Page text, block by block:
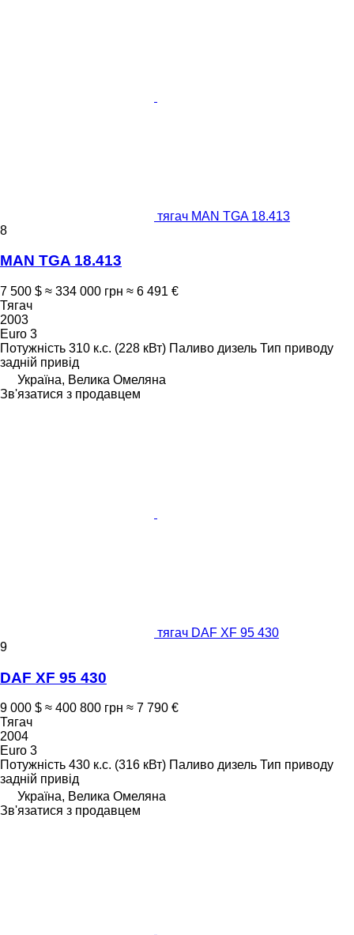
тягач MAN TGA 18.413
8
MAN TGA 18.413
7 500 $ ≈ 334 000 грн ≈ 6 491 €
Тягач
2003
Euro 3
Потужність 310 к.с. (228 кВт) Паливо дизель Тип приводу
задній привід
Україна, Велика Омеляна
Зв'язатися з продавцем
тягач DAF XF 95 430
9
DAF XF 95 430
9 000 $ ≈ 400 800 грн ≈ 7 790 €
Тягач
2004
Euro 3
Потужність 430 к.с. (316 кВт) Паливо дизель Тип приводу
задній привід
Україна, Велика Омеляна
Зв'язатися з продавцем